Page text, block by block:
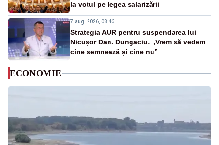
la votul pe legea salarizării
7 aug. 2026, 08:46
Strategia AUR pentru suspendarea lui
Nicușor Dan. Dungaciu: „Vrem să vedem
cine semnează și cine nu”
ECONOMIE